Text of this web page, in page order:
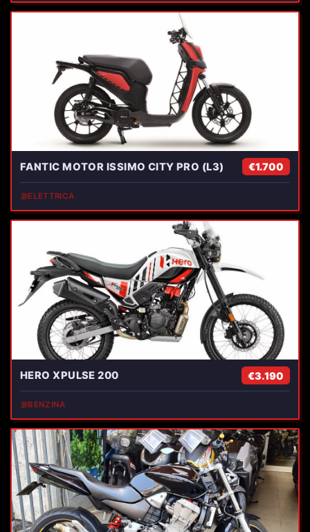
FANTIC MOTOR ISSIMO CITY PRO (L3) €1.700
⛽ELETTRICA
HERO XPULSE 200 €3.190
⛽BENZINA